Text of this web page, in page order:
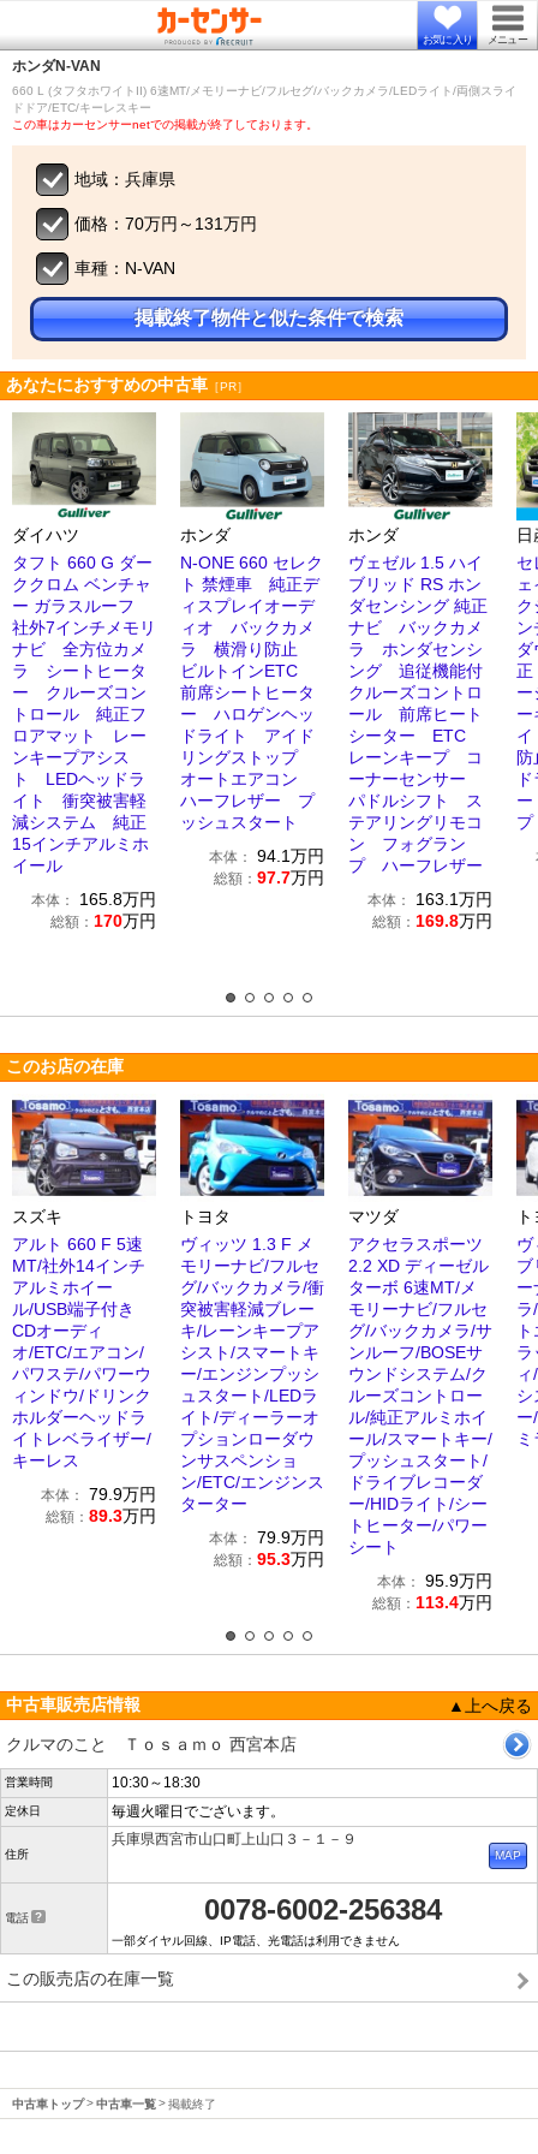
お気に入り メニュー
ホンダN-VAN
660 L (タフタホワイトII) 6速MT/メモリーナビ/フルセグ/バックカメラ/LEDライト/両側スライ
ドドア/ETC/キーレスキー
この車はカーセンサーnetでの掲載が終了しております。
地域：兵庫県
価格：70万円～131万円
車種：N-VAN
掲載終了物件と似た条件で検索
あなたにおすすめの中古車 ［PR］
ダイハツ
タフト 660 G ダー
ククロム ベンチャ
ー ガラスルーフ
社外7インチメモリ
ナビ 全方位カメ
ラ シートヒータ
ー クルーズコン
トロール 純正フ
ロアマット レー
ンキープアシス
ト LEDヘッドラ
イト 衝突被害軽
減システム 純正
15インチアルミホ
イール
本体： 165.8万円
総額： 170万円
ホンダ
N-ONE 660 セレク
ト 禁煙車 純正デ
ィスプレイオーデ
ィオ バックカメ
ラ 横滑り防止
ビルトインETC
前席シートヒータ
ー ハロゲンヘッ
ドライト アイド
リングストップ
オートエアコン
ハーフレザー プ
ッシュスタート
本体： 94.1万円
総額： 97.7万円
ホンダ
ヴェゼル 1.5 ハイ
ブリッド RS ホン
ダセンシング 純正
ナビ バックカメ
ラ ホンダセンシ
ング 追従機能付
クルーズコントロ
ール 前席ヒート
シーター ETC
レーンキープ コ
ーナーセンサー
パドルシフト ス
テアリングリモコ
ン フォグラン
プ ハーフレザー
本体： 163.1万円
総額： 169.8万円
日
セ
ク
正
ー
ー
イ
防
ー
プ
このお店の在庫
スズキ
アルト 660 F 5速
MT/社外14インチ
アルミホイー
ル/USB端子付き
CDオーディ
オ/ETC/エアコン/
パワステ/パワーウ
ィンドウ/ドリンク
ホルダーヘッドラ
イトレベライザー/
キーレス
本体： 79.9万円
総額： 89.3万円
トヨタ
ヴィッツ 1.3 F メ
モリーナビ/フルセ
グ/バックカメラ/衝
突被害軽減ブレー
キ/レーンキープア
シスト/スマートキ
ー/エンジンプッシ
ュスタート/LEDラ
イト/ディーラーオ
プションローダウ
ンサスペンショ
ン/ETC/エンジンス
ターター
本体： 79.9万円
総額： 95.3万円
マツダ
アクセラスポーツ
2.2 XD ディーゼル
ターボ 6速MT/メ
モリーナビ/フルセ
グ/バックカメラ/サ
ンルーフ/BOSEサ
ウンドシステム/ク
ルーズコントロー
ル/純正アルミホイ
ール/スマートキー/
プッシュスタート/
ドライブレコーダ
ー/HIDライト/シー
トヒーター/パワー
シート
本体： 95.9万円
総額： 113.4万円
ヴ
ブ
ー
ラ
ラ
シ
ー
中古車販売店情報
▲上へ戻る
クルマのこと Ｔｏｓａｍｏ 西宮本店
営業時間 10:30～18:30
定休日 毎週火曜日でございます。
住所
兵庫県西宮市山口町上山口３－１－９
電話 0078-6002-256384
一部ダイヤル回線、IP電話、光電話は利用できません
この販売店の在庫一覧
中古車トップ 中古車一覧 掲載終了